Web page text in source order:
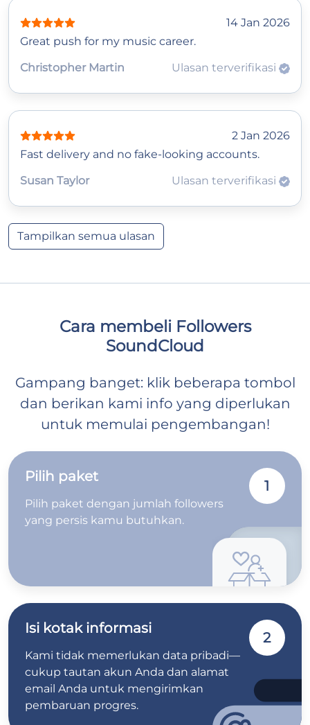
14 Jan 2026
Great push for my music career.
Christopher Martin
Ulasan terverifikasi
2 Jan 2026
Fast delivery and no fake-looking accounts.
Susan Taylor
Ulasan terverifikasi
Tampilkan semua ulasan
Cara membeli Followers
SoundCloud
Gampang banget: klik beberapa tombol
dan berikan kami info yang diperlukan
untuk memulai pengembangan!
Pilih paket
Pilih paket dengan jumlah followers
yang persis kamu butuhkan.
1
Isi kotak informasi
Kami tidak memerlukan data pribadi—
cukup tautan akun Anda dan alamat
email Anda untuk mengirimkan
pembaruan progres.
2